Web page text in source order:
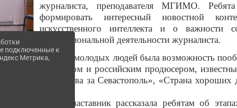
журналиста, преподавателя МГИМО.
формировать интересный новостной
искусственного интеллекта и о важности
профессиональной деятельности журналиста.
Также у молодых людей была возможность
киноведом и российским продюсером,
как «Битва за Севастополь», «Страна
Мастер-наставник рассказала ребятам об
подключенные к
Метрика,